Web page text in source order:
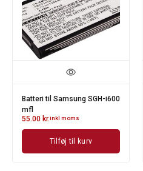
Batteri til Samsung SGH-i600
mfl
55.00 kr.inkl moms
Tilføj til kurv